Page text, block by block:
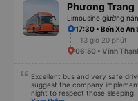
Phương Trang
Limousine giường
17:30 • Bến Xe An
13 giờ 20 phút
06:50 • Vĩnh
Excellent bus and very safe
suggest the company
night to respect those sleeping.